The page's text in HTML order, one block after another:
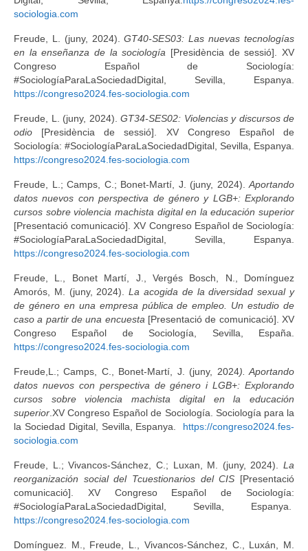
sociologia.com
Freude, L. (juny, 2024).GT40-SES03: Las nuevas tecnologías
en la enseñanza de la sociología [Presidència de sessió]. XV
Congreso Español de Sociología:
#SociologíaParaLaSociedadDigital, Sevilla, Espanya.
https://congreso2024.fes-sociologia.com
Freude, L. (juny, 2024). GT34-SES02: Violencias y discursos de
odio [Presidència de sessió]. XV Congreso Español de
Sociología: #SociologíaParaLaSociedadDigital, Sevilla, Espanya.
https://congreso2024.fes-sociologia.com
Freude, L.; Camps, C.; Bonet-Martí, J. (juny, 2024). Aportando
datos nuevos con perspectiva de género y LGB+: Explorando
cursos sobre violencia machista digital en la educación superior
[Presentació comunicació]. XV Congreso Español de Sociología:
#SociologíaParaLaSociedadDigital, Sevilla, Espanya.
https://congreso2024.fes-sociologia.com
Freude, L., Bonet Martí, J., Vergés Bosch, N., Domínguez
Amorós, M. (juny, 2024).La acogida de la diversidad sexual y
de género en una empresa pública de empleo. Un estudio de
caso a partir de una encuesta [Presentació de comunicació]. XV
Congreso Español de Sociología, Sevilla, España.
https://congreso2024.fes-sociologia.com
Freude,L.; Camps, C., Bonet-Martí, J. (juny, 2024). Aportando
datos nuevos con perspectiva de género i LGB+: Explorando
cursos sobre violencia machista digital en la educación
superior .XV Congreso Español de Sociología. Sociología para la
la Sociedad Digital, Sevilla, Espanya. https://congreso2024.fes-
sociologia.com
Freude, L.; Vivancos-Sánchez, C.; Luxan, M. (juny, 2024). La
reorganización social del Tcuestionarios del CIS [Presentació
comunicació]. XV Congreso Español de Sociología:
#SociologíaParaLaSociedadDigital, Sevilla, Espanya.
https://congreso2024.fes-sociologia.com
Domínguez. M., Freude, L., Vivancos-Sánchez, C., Luxán, M.